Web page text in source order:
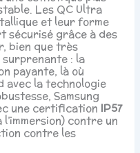
Les QC Ultra
et leur forme
sécurisé grâce à des
bien que très
: la
payante, là où
avec la technologie
Samsung
une certification IP57
contre un
contre les